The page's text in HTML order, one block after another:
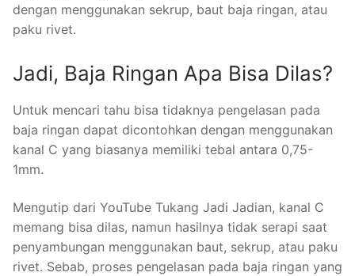
dengan menggunakan sekrup, baut baja ringan, atau
paku rivet.
Jadi, Baja Ringan Apa Bisa Dilas?
Untuk mencari tahu bisa tidaknya pengelasan pada
baja ringan dapat dicontohkan dengan menggunakan
kanal C yang biasanya memiliki tebal antara 0,75-
1mm.
Mengutip dari YouTube Tukang Jadi Jadian, kanal C
memang bisa dilas, namun hasilnya tidak serapi saat
penyambungan menggunakan baut, sekrup, atau paku
rivet. Sebab, proses pengelasan pada baja ringan yang